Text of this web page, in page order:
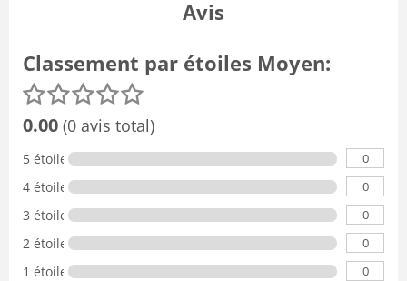
Avis
Classement par étoiles Moyen:
0.00 (0 avis total)
5 étoiles 0
4 étoiles 0
3 étoiles 0
2 étoiles 0
1 étoile 0